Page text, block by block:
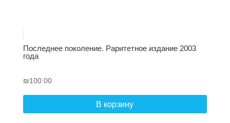
Последнее поколение. Раритетное издание 2003
года
₪100.00
В корзину